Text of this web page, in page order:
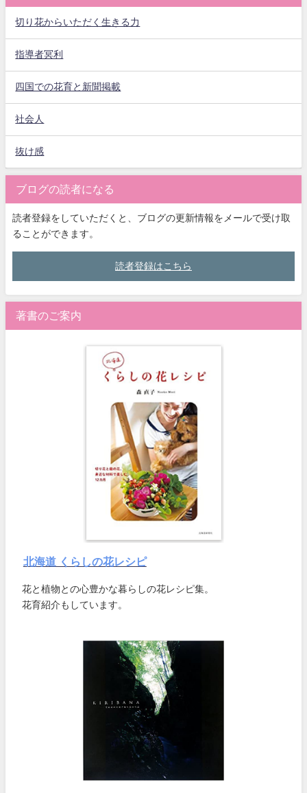
切り花からいただく生きる力
指導者冥利
四国での花育と新聞掲載
社会人
抜け感
ブログの読者になる
読者登録をしていただくと、ブログの更新情報をメールで受け取
ることができます。
読者登録はこちら
著書のご案内
北海道 くらしの花レシピ
花と植物との心豊かな暮らしの花レシピ集。
花育紹介もしています。